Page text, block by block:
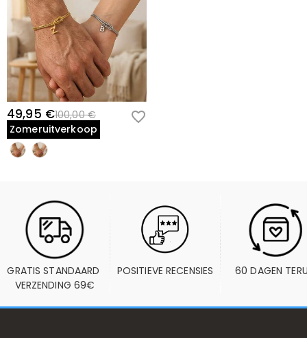
49,95 €100,00 €
Zomeruitverkoop
GRATIS STANDAARD
VERZENDING 69€
POSITIEVE RECENSIES 60 DAGEN